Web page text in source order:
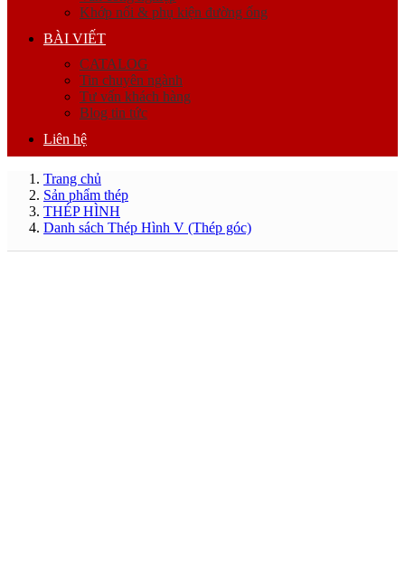
Khớp nối & phụ kiện đường ống
BÀI VIẾT
CATALOG
Tin chuyên ngành
Tư vấn khách hàng
Blog tin tức
Liên hệ
Trang chủ
Sản phẩm thép
THÉP HÌNH
Danh sách Thép Hình V (Thép góc)